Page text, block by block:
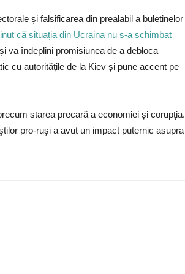
și falsificarea din prealabil a buletinelor
că situația din Ucraina nu s-a schimbat
va îndeplini promisiunea de a debloca
cu autoritățile de la Kiev și pune accent pe
starea precară a economiei și corupţia.
pro-ruşi a avut un impact puternic asupra